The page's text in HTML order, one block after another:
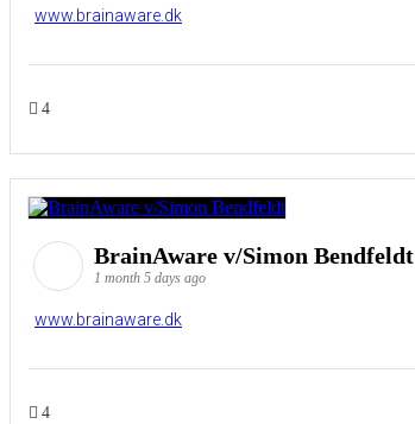
www.brainaware.dk
4
BrainAware v/Simon Bendfeldt
1 month 5 days ago
www.brainaware.dk
4